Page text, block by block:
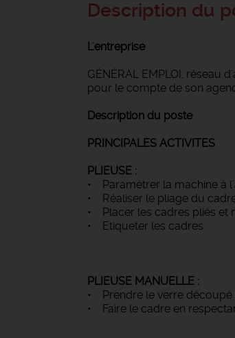
Description du
L'entreprise
GÉNÉRAL EMPLOI, réseau
pour le compte de son
Description du poste
PRINCIPALES ACTIVITES
PLIEUSE :
• Paramétrer la machine à
• Réaliser le pliage du
• Placer les cadres pliés et
• Etiqueter les cadres
PLIEUSE MANUELLE :
• Prendre le verre découpé
• Faire le cadre en